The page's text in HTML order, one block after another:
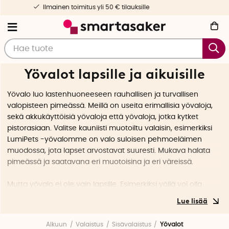
Nopea toimitus & yksilöllinen palvelu
Yövalot lapsille ja aikuisille
Yövalo luo lastenhuoneeseen rauhallisen ja turvallisen
valopisteen pimeässä. Meillä on useita erimallisia yövaloja,
sekä akkukäyttöisiä yövaloja että yövaloja, jotka kytket
pistorasiaan. Valitse kauniisti muotoiltu valaisin, esimerkiksi
LumiPets -yövalomme on valo suloisen pehmoeläimen
muodossa, jota lapset arvostavat suuresti. Mukava halata
pimeässä ja saatavana eri muotoisina ja eri väreissä.
Mutta yövalo ei ole vain lapsille. Esimerkiksi yöllä voi olla
Alkuun Valaistus Sisävalaistus Yövalot